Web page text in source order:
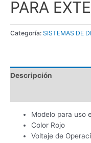
PARA
Categoría: SISTEMAS DE
Descripción
Modelo para uso
Color Rojo
Voltaje de